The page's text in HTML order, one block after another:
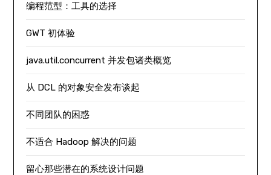
编程范型：工具的选择
GWT 初体验
java.util.concurrent 并发包诸类概览
从 DCL 的对象安全发布谈起
不同团队的困惑
不适合 Hadoop 解决的问题
留心那些潜在的系统设计问题